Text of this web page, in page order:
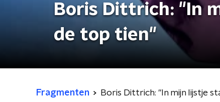
Boris Dittrich: "In
de top tien"
Fragmenten Boris Dittrich: "In mijn lijstje